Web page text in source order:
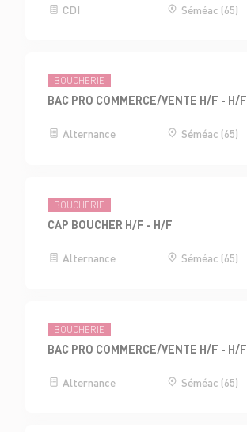
CDI Séméac (65)
BOUCHERIE
BAC PRO COMMERCE/VENTE H/F - H/F
Alternance Séméac (65)
BOUCHERIE
CAP BOUCHER H/F - H/F
Alternance Séméac (65)
BOUCHERIE
BAC PRO COMMERCE/VENTE H/F - H/F
Alternance Séméac (65)